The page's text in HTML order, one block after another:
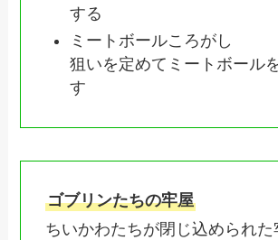
する
ミートボールころがし
狙いを定めてミートボール
す
ゴブリンたちの牢屋
ちいかわたちが閉じ込められ